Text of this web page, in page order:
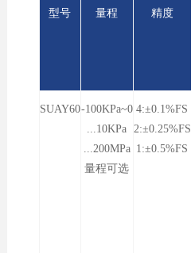
型号 量程 精度
SUAY60-100KPa~0
...10KPa
...200MPa
量程可选
4:±0.1%FS
2:±0.25%FS
1:±0.5%FS